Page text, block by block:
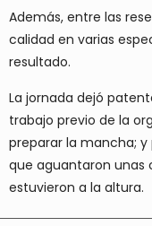
Además, entre las
calidad en varias
resultado.
La jornada dejó
trabajo previo de la
preparar la mancha; y
que aguantaron unas
estuvieron a la altura.